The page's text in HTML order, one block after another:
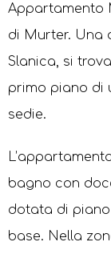
Appartamento
di Murter. Una
Slanica, si
primo piano di
sedie.
bagno con
dotata di
base. Nella